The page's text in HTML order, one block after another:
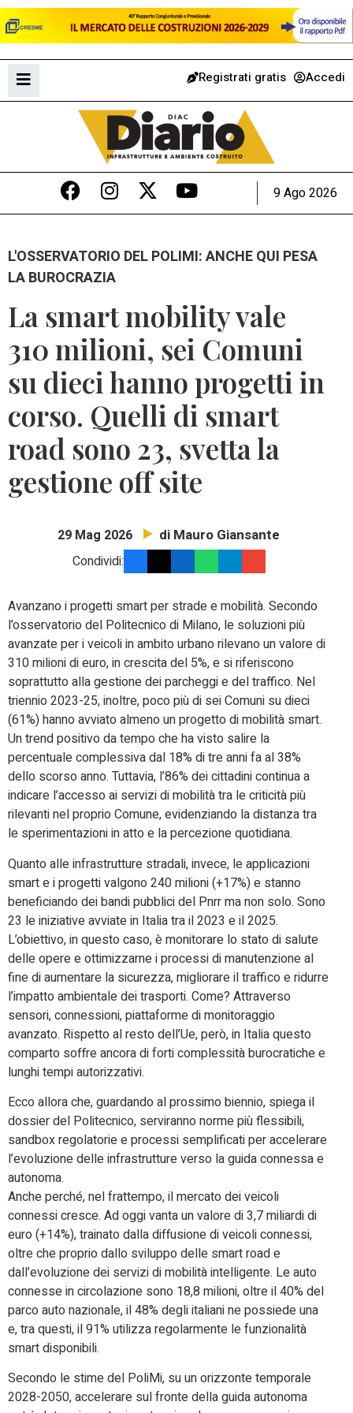
Registrati gratis Accedi
9 Ago 2026
L'OSSERVATORIO DEL POLIMI: ANCHE QUI PESA
LA BUROCRAZIA
La smart mobility vale
310 milioni, sei Comuni
su dieci hanno progetti in
corso. Quelli di smart
road sono 23, svetta la
gestione off site
29 Mag 2026 di Mauro Giansante
Condividi:
Avanzano i progetti smart per strade e mobilità. Secondo
l’osservatorio del Politecnico di Milano, le soluzioni più
avanzate per i veicoli in ambito urbano rilevano un valore di
310 milioni di euro, in crescita del 5%, e si riferiscono
soprattutto alla gestione dei parcheggi e del traffico. Nel
triennio 2023-25, inoltre, poco più di sei Comuni su dieci
(61%) hanno avviato almeno un progetto di mobilità smart.
Un trend positivo da tempo che ha visto salire la
percentuale complessiva dal 18% di tre anni fa al 38%
dello scorso anno. Tuttavia, l’86% dei cittadini continua a
indicare l’accesso ai servizi di mobilità tra le criticità più
rilevanti nel proprio Comune, evidenziando la distanza tra
le sperimentazioni in atto e la percezione quotidiana.
Quanto alle infrastrutture stradali, invece, le applicazioni
smart e i progetti valgono 240 milioni (+17%) e stanno
beneficiando dei bandi pubblici del Pnrr ma non solo. Sono
23 le iniziative avviate in Italia tra il 2023 e il 2025.
L’obiettivo, in questo caso, è monitorare lo stato di salute
delle opere e ottimizzarne i processi di manutenzione al
fine di aumentare la sicurezza, migliorare il traffico e ridurre
l’impatto ambientale dei trasporti. Come? Attraverso
sensori, connessioni, piattaforme di monitoraggio
avanzato. Rispetto al resto dell’Ue, però, in Italia questo
comparto soffre ancora di forti complessità burocratiche e
lunghi tempi autorizzativi.
Ecco allora che, guardando al prossimo biennio, spiega il
dossier del Politecnico, serviranno norme più flessibili,
sandbox regolatorie e processi semplificati per accelerare
l’evoluzione delle infrastrutture verso la guida connessa e
autonoma.
Anche perché, nel frattempo, il mercato dei veicoli
connessi cresce. Ad oggi vanta un valore di 3,7 miliardi di
euro (+14%), trainato dalla diffusione di veicoli connessi,
oltre che proprio dallo sviluppo delle smart road e
dall’evoluzione dei servizi di mobilità intelligente. Le auto
connesse in circolazione sono 18,8 milioni, oltre il 40% del
parco auto nazionale, il 48% degli italiani ne possiede una
e, tra questi, il 91% utilizza regolarmente le funzionalità
smart disponibili.
Secondo le stime del PoliMi, su un orizzonte temporale
2028-2050, accelerare sul fronte della guida autonoma